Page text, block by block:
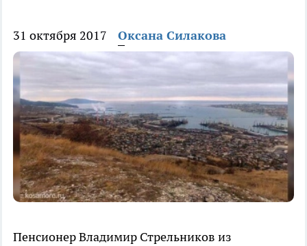
31 октября 2017 Оксана Силакова
Пенсионер Владимир Стрельников из